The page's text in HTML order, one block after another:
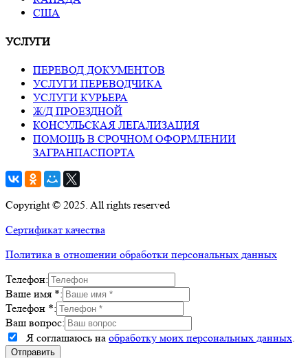
США
УСЛУГИ
ПЕРЕВОД ДОКУМЕНТОВ
УСЛУГИ ПЕРЕВОДЧИКА
УСЛУГИ КУРЬЕРА
Ж/Д ПРОЕЗДНОЙ
КОНСУЛЬСКАЯ ЛЕГАЛИЗАЦИЯ
ПОМОЩЬ В СРОЧНОМ ОФОРМЛЕНИИ
ЗАГРАНПАСПОРТА
Copyright © 2025. All rights reserved
Сертификат качества
Политика в отношении обработки персональных данных
Телефон:
Ваше имя *:
Телефон *:
Ваш вопрос:
Я соглашаюсь на обработку моих персональных данных.